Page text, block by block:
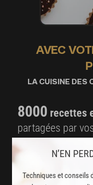
N’EN
Techniques et conseils
AVEC
LA CUISINE DES
8000 recettes
partagées par
2000
vidéos